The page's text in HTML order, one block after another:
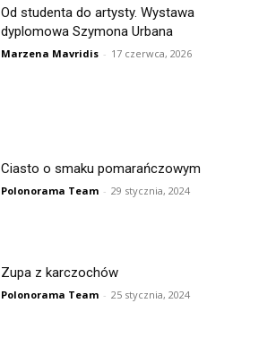
Od studenta do artysty. Wystawa
dyplomowa Szymona Urbana
Marzena Mavridis - 17 czerwca, 2026
Ciasto o smaku pomarańczowym
Polonorama Team - 29 stycznia, 2024
Zupa z karczochów
Polonorama Team - 25 stycznia, 2024